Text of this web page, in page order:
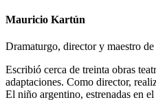
Mauricio Kartún
Dramaturgo, director y maestro
Escribió cerca de treinta obras
adaptaciones. Como director,
El niño argentino, estrenadas en